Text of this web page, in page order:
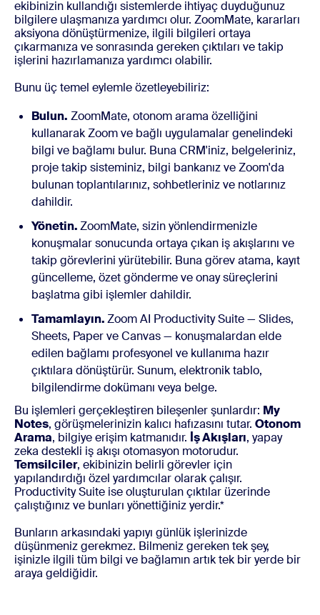
ekibinizin kullandığı sistemlerde ihtiyaç duyduğunuz
bilgilere ulaşmanıza yardımcı olur. ZoomMate, kararları
aksiyona dönüştürmenize, ilgili bilgileri ortaya
çıkarmanıza ve sonrasında gereken çıktıları ve takip
işlerini hazırlamanıza yardımcı olabilir.
Bunu üç temel eylemle özetleyebiliriz:
Bulun. ZoomMate, otonom arama özelliğini
kullanarak Zoom ve bağlı uygulamalar genelindeki
bilgi ve bağlamı bulur. Buna CRM'iniz, belgeleriniz,
proje takip sisteminiz, bilgi bankanız ve Zoom'da
bulunan toplantılarınız, sohbetleriniz ve notlarınız
dahildir.
Yönetin.ZoomMate, sizin yönlendirmenizle
konuşmalar sonucunda ortaya çıkan iş akışlarını ve
takip görevlerini yürütebilir. Buna görev atama, kayıt
güncelleme, özet gönderme ve onay süreçlerini
başlatma gibi işlemler dahildir.
Tamamlayın.Zoom AI Productivity Suite — Slides,
Sheets, Paper ve Canvas — konuşmalardan elde
edilen bağlamı profesyonel ve kullanıma hazır
çıktılara dönüştürür. Sunum, elektronik tablo,
bilgilendirme dokümanı veya belge.
Bu işlemleri gerçekleştiren bileşenler şunlardır: My
Notes, görüşmelerinizin kalıcı hafızasını tutar. Otonom
Arama, bilgiye erişim katmanıdır. İş Akışları, yapay
zeka destekli iş akışı otomasyon motorudur.
Temsilciler, ekibinizin belirli görevler için
yapılandırdığı özel yardımcılar olarak çalışır.
Productivity Suite ise oluşturulan çıktılar üzerinde
çalıştığınız ve bunları yönettiğiniz yerdir.*
Bunların arkasındaki yapıyı günlük işlerinizde
düşünmeniz gerekmez. Bilmeniz gereken tek şey,
işinizle ilgili tüm bilgi ve bağlamın artık tek bir yerde bir
araya geldiğidir.